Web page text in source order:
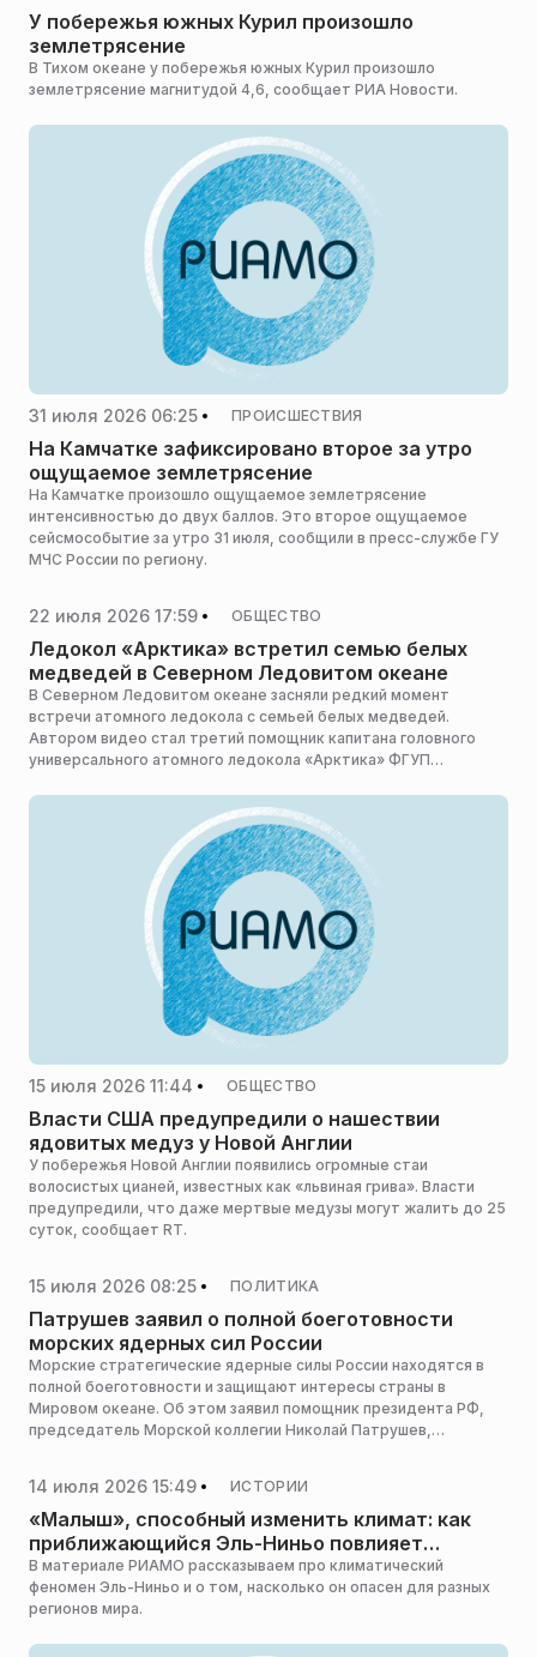
У побережья южных Курил произошло
землетрясение
В Тихом океане у побережья южных Курил произошло
землетрясение магнитудой 4,6, сообщает РИА Новости.
31 июля 2026 06:25 ПРОИСШЕСТВИЯ
На Камчатке зафиксировано второе за утро
ощущаемое землетрясение
На Камчатке произошло ощущаемое землетрясение
интенсивностью до двух баллов. Это второе ощущаемое
сейсмособытие за утро 31 июля, сообщили в пресс-службе ГУ
МЧС России по региону.
22 июля 2026 17:59 ОБЩЕСТВО
Ледокол «Арктика» встретил семью белых
медведей в Северном Ледовитом океане
В Северном Ледовитом океане засняли редкий момент
встречи атомного ледокола с семьей белых медведей.
Автором видео стал третий помощник капитана головного
универсального атомного ледокола «Арктика» ФГУП
15 июля 2026 11:44 ОБЩЕСТВО
Власти США предупредили о нашествии
ядовитых медуз у Новой Англии
У побережья Новой Англии появились огромные стаи
волосистых цианей, известных как «львиная грива». Власти
предупредили, что даже мертвые медузы могут жалить до 25
суток, сообщает RT.
15 июля 2026 08:25 ПОЛИТИКА
Патрушев заявил о полной боеготовности
морских ядерных сил России
Морские стратегические ядерные силы России находятся в
полной боеготовности и защищают интересы страны в
Мировом океане. Об этом заявил помощник президента РФ,
председатель Морской коллегии Николай Патрушев,
14 июля 2026 15:49 ИСТОРИИ
«Малыш», способный изменить климат: как
приближающийся Эль-Ниньо повлияет
на планету
В материале РИАМО рассказываем про климатический
феномен Эль-Ниньо и о том, насколько он опасен для разных
регионов мира.